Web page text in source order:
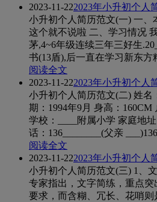
2023-11-222023年小升初个人
小升初个人简历范文(一) 一、
这个就不说啦 二、学习情况
茅,4~6年级连续三年三好生
书(13盾),后一直在学习新东
阅读全文
2023-11-222023年小升初个人
小升初个人简历范文(二) 姓名
期：1994年9月 身高：
学校：____附属小学 家庭地
话：136________(父亲
阅读全文
2023-11-222023年小升初个人
小升初个人简历范文(三) 1、
专家指出，文字简练，重点
要求，而含糊、冗长、花哨